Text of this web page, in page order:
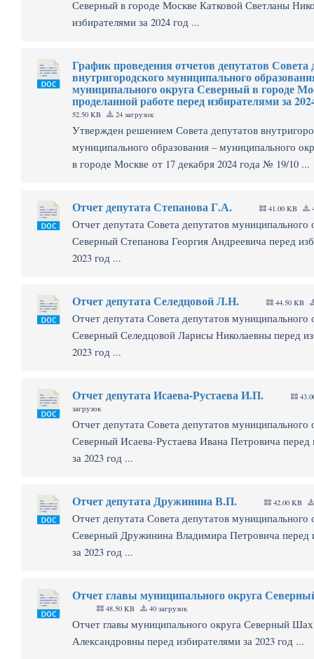
Северный в городе Москве Катковой Светланы
избирателями за 2024 год ...
График проведения отчетов депутатов Совета
внутригородского муниципального
муниципального округа Северный в городе
проделанной работе перед избирателями за
52.50 KB 24 загрузок
Утвержден решением Совета депутатов
муниципального образования – муниципального
в городе Москве от 17 декабря 2024 года № 19/10 ...
Отчет депутата Степанова Г.А. 41.00 KB
Отчет депутата Совета депутатов муниципального
Северный Степанова Георгия Андреевича перед
2023 год ...
Отчет депутата Селедцовой Л.Н. 44.50 KB
Отчет депутата Совета депутатов муниципального
Северный Селедцовой Ларисы Николаевны перед
2023 год ...
Отчет депутата Исаева-Рустаева И.П.
загрузок
Отчет депутата Совета депутатов муниципального
Северный Исаева-Рустаева Ивана Петровича перед
за 2023 год ...
Отчет депутата Дружинина В.П. 42.00 KB
Отчет депутата Совета депутатов муниципального
Северный Дружинина Владимира Петровича перед
за 2023 год ...
Отчет главы муниципального округа
48.50 KB 40 загрузок
Отчет главы муниципального округа Северный
Александровны перед избирателями за 2023 год ...